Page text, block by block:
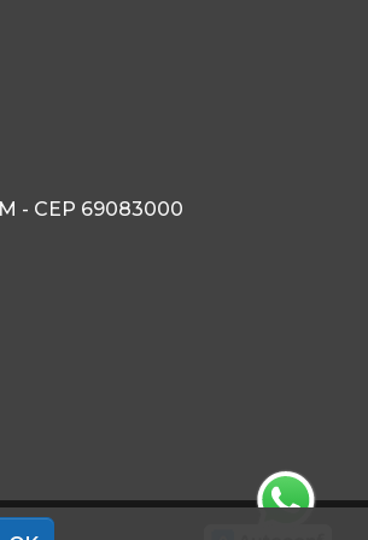
- CEP 69083000